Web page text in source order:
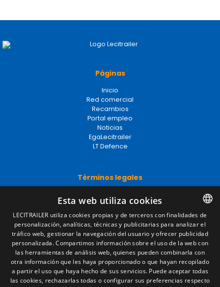
Páginas
Inicio
Red comercial
Recambios
Portal empleo
Noticias
EgaLecitrailer
LT Defence
Términos legales
Política de privacidad
Política de cookies
Condiciones generales de venta
Gestionar cookies
Contacto
Camino de los Huertos, S/N. Apdo 100
SPANISH
ENGLISH
FRENCH
ITALIAN
Esta web utiliza cookies
LECITRAILER utiliza cookies propias y de terceros con finalidades de
personalización, analíticas, técnicas y publicitarias para analizar el
tráfico web, gestionar la navegación del usuario y ofrecer publicidad
personalizada. Compartimos información sobre el uso de la web con
las herramientas de análisis web, quienes pueden combinarla con
otra información que les haya proporcionado o que hayan recopilado
a partir el uso que haya hecho de sus servicios. Puede aceptar todas
las cookies, rechazarlas todas o configurar sus preferencias respecto